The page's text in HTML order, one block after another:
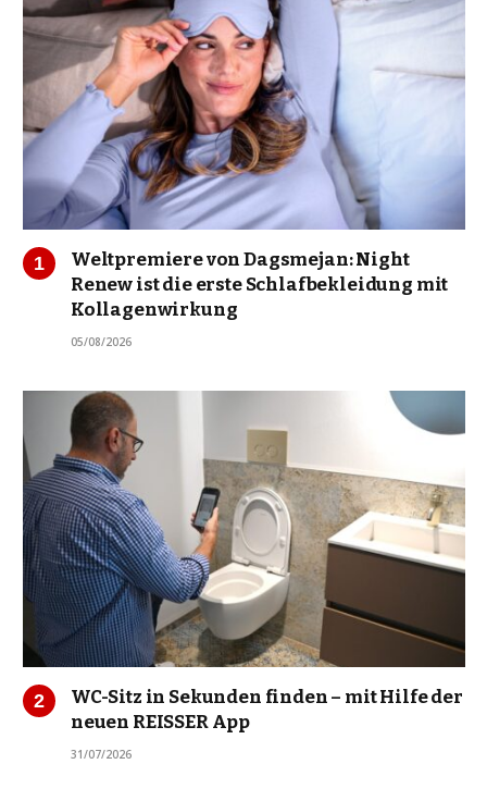
Weltpremiere von Dagsmejan: Night
Renew ist die erste Schlafbekleidung mit
Kollagenwirkung
05/08/2026
WC-Sitz in Sekunden finden – mit Hilfe der
neuen REISSER App
31/07/2026